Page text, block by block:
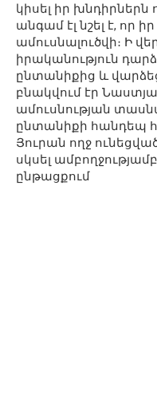
կիսել իր խնդիրներն
անգամ էլ նշել է, որ
ամուսնալուծվի։ Ի
իրականություն
ընտանիքից և
բնակվում էր
ամուսնության
ընտանիքի հանդեպ
Յուրան ողջ
սկսել
ընթացքում